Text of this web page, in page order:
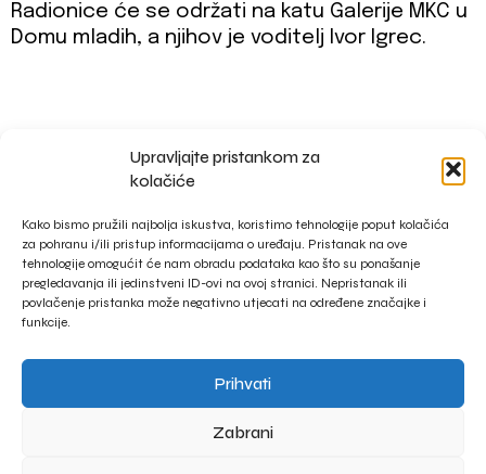
Upravljajte pristankom za
kolačiće
Kako bismo pružili najbolja iskustva, koristimo tehnologije poput kolačića
za pohranu i/ili pristup informacijama o uređaju. Pristanak na ove
tehnologije omogućit će nam obradu podataka kao što su ponašanje
pregledavanja ili jedinstveni ID-ovi na ovoj stranici. Nepristanak ili
povlačenje pristanka može negativno utjecati na određene značajke i
funkcije.
Prihvati
Zabrani
Radionice će se održati na katu Galerije MKC u
Domu mladih, a njihov je voditelj Ivor Igrec.
impressum
privacy policy